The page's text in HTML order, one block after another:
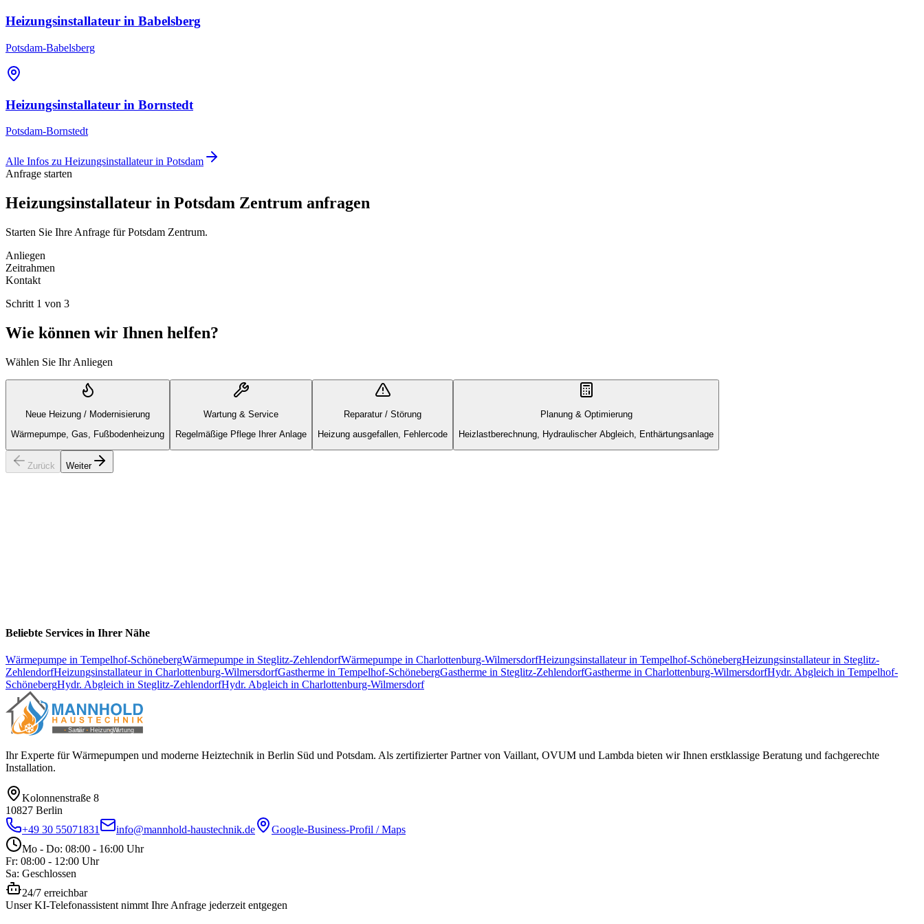
Heizungsinstallateur in Babelsberg
Potsdam-Babelsberg
Heizungsinstallateur in Bornstedt
Potsdam-Bornstedt
Alle Infos zu Heizungsinstallateurin Potsdam
Anfrage starten
Heizungsinstallateur in Potsdam Zentrum anfragen
Starten Sie Ihre Anfrage für Potsdam Zentrum.
Anliegen
Zeitrahmen
Kontakt
Schritt 1 von 3
Wie können wir Ihnen helfen?
Wählen Sie Ihr Anliegen
Neue Heizung / Modernisierung
Wärmepumpe, Gas, Fußbodenheizung
Wartung & Service
Regelmäßige Pflege Ihrer Anlage
Reparatur / Störung
Heizung ausgefallen, Fehlercode
Planung & Optimierung
Heizlastberechnung, Hydraulischer Abgleich, Enthärtungsanlage
Zurück Weiter
Beliebte Services in Ihrer Nähe
Wärmepumpe in Tempelhof-SchönebergWärmepumpe in Steglitz-ZehlendorfWärmepumpe in Charlottenburg-WilmersdorfHeizungsinstallateurin Tempelhof-SchönebergHeizungsinstallateurin Steglitz-
ZehlendorfHeizungsinstallateurin Charlottenburg-WilmersdorfGastherme in Tempelhof-SchönebergGastherme in Steglitz-ZehlendorfGastherme in Charlottenburg-WilmersdorfHydr. Abgleich in Tempelhof-
SchönebergHydr. Abgleich in Steglitz-ZehlendorfHydr. Abgleich in Charlottenburg-Wilmersdorf
Ihr Experte für Wärmepumpen und moderne Heiztechnik in Berlin Süd und Potsdam. Als zertifizierter Partner von Vaillant, OVUM und Lambda bieten wir Ihnen erstklassige Beratung und fachgerechte
Installation.
Kolonnenstraße 8
10827 Berlin
+49 30 55071831
info@mannhold-haustechnik.de
Google-Business-Profil / Maps
Mo - Do: 08:00 - 16:00 Uhr
Fr: 08:00 - 12:00 Uhr
Sa: Geschlossen
24/7 erreichbar
Unser KI-Telefonassistent nimmt Ihre Anfrage jederzeit entgegen